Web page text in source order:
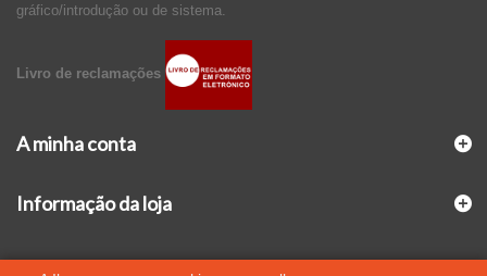
gráfico/introdução ou de sistema.
Livro de reclamações
A minha conta
Informação da loja